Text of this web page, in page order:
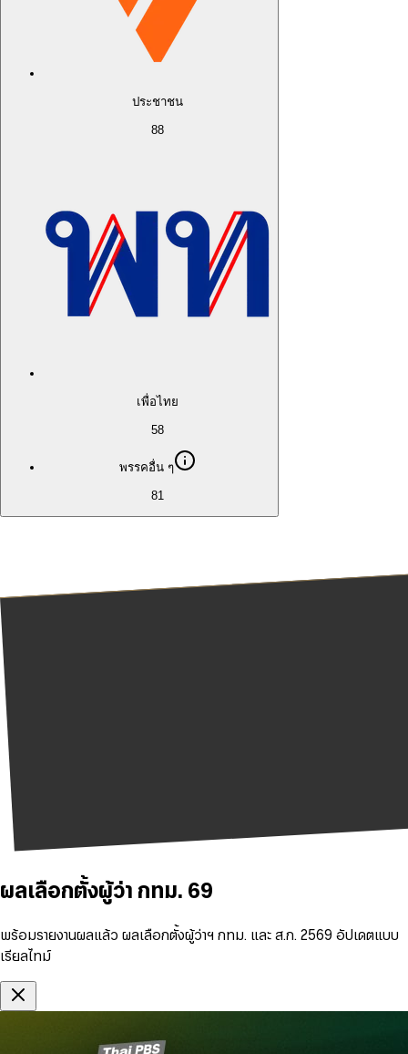
ประชาชน
88
เพื่อไทย
58
พรรคอื่น ๆ
81
ผลเลือกตั้งผู้ว่า กทม. 69
พร้อมรายงานผลแล้ว ผลเลือกตั้งผู้ว่าฯ กทม. และ ส.ก. 2569 อัปเดตแบบ
เรียลไทม์